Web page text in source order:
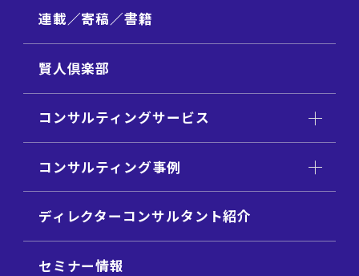
連載／寄稿／書籍
賢人倶楽部
コンサルティングサービス
コンサルティング事例
ディレクターコンサルタント紹介
セミナー情報